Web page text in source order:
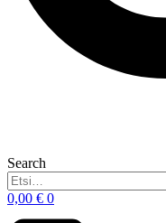
Search
0,00 € 0